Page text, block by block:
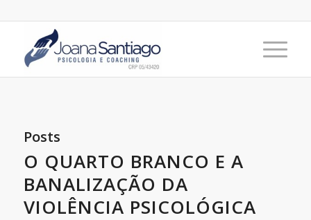
Posts
O QUARTO BRANCO E A
BANALIZAÇÃO DA
VIOLÊNCIA PSICOLÓGICA